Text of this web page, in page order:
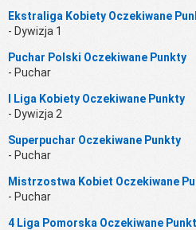
Ekstraliga Kobiety Oczekiwane
- Dywizja 1
Puchar Polski Oczekiwane Punkty
- Puchar
I Liga Kobiety Oczekiwane Punkty
- Dywizja 2
Superpuchar Oczekiwane Punkty
- Puchar
Mistrzostwa Kobiet Oczekiwane
- Puchar
4 Liga Pomorska Oczekiwane